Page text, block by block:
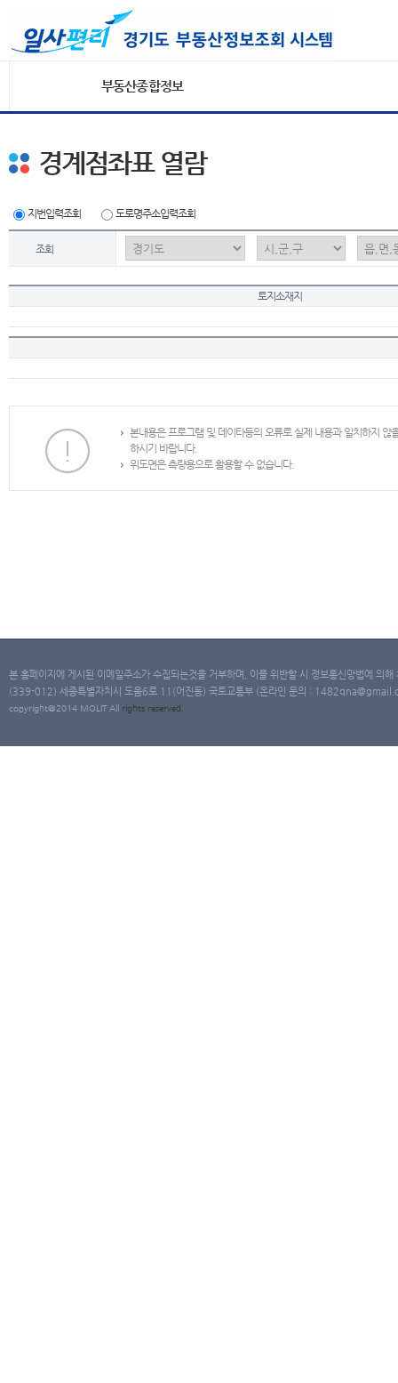
부동산종합정보
경계점좌표 열람
지번입력조회 도로명주소입력조회
조회
토지소재지
본내용은 프로그램 및 데이타등의 오류로 실제 내용과 일치하지
하시기 바랍니다.
위도면은 측량용으로 활용할 수 없습니다.
본 홈페이지에 게시된 이메일주소가 수집되는것을 거부하며, 이를 위반할 시 정보통신망법에 의
(339-012) 세종특별자치시 도움6로 11(어진동) 국토교통부 (온라인 문의 :
copyright@2014 MOLIT All rights reserved.